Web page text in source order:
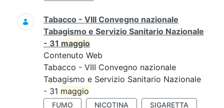
Tabacco - VIII Convegno nazionale
Tabagismo e Servizio Sanitario Nazionale
- 31 maggio
Contenuto Web
Tabacco - VIII Convegno nazionale
Tabagismo e Servizio Sanitario Nazionale
- 31 maggio
FUMO NICOTINA SIGARETTA